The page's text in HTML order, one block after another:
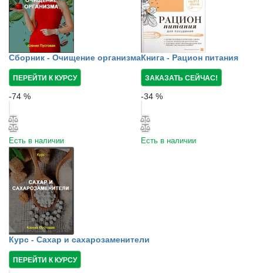
Сборник - Очищение организма
ПЕРЕЙТИ К КУРСУ
-74 %
Есть в наличии
Книга - Рацион питания
ЗАКАЗАТЬ СЕЙЧАС!
-34 %
Есть в наличии
Курс - Сахар и сахарозаменители
ПЕРЕЙТИ К КУРСУ